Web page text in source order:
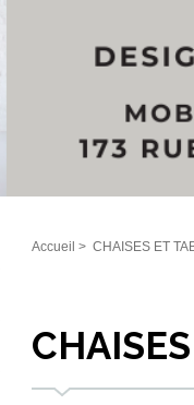
Accueil > CHAISES ET